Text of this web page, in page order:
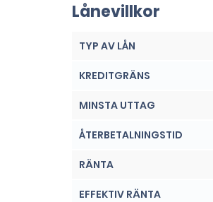
Lånevillkor
TYP AV LÅN
KREDITGRÄNS
MINSTA UTTAG
ÅTERBETALNINGSTID
RÄNTA
EFFEKTIV RÄNTA